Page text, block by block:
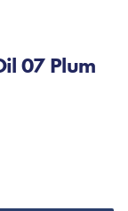
07 Plum